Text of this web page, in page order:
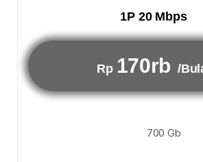
1P 20 Mbps
Rp 170rb /
700 Gb